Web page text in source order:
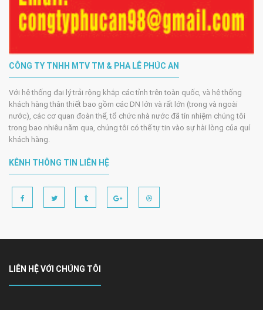
CÔNG TY TNHH MTV TM & PHA LÊ PHÚC AN
Với hệ thống đại lý trải rộng khắp các tỉnh trên toàn quốc, và hệ thống
khách hàng thân thiết bao gồm các DN lớn và rất lớn (trong và ngoài
nước), các cơ quan đoàn thể, tổ chức nhà nước đã tín nhiệm chúng tôi
trong bao nhiêu năm qua, chúng tôi có thể tự tin vào sự hài lòng của quí
khách hàng.
KÊNH THÔNG TIN LIÊN HỆ
LIÊN HỆ VỚI CHÚNG TÔI